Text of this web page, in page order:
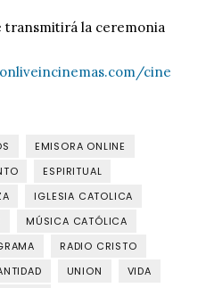
transmitirá la ceremonia
cine
EMISORA ONLINE
ESPIRITUAL
IGLESIA CATOLICA
MÚSICA CATÓLICA
RADIO CRISTO
UNION
VIDA